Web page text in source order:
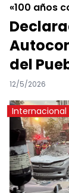
«100 años
del
12/5/2026
Internacional